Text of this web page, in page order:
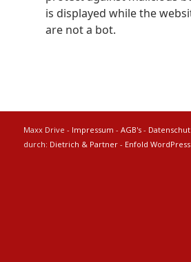
Maxx Drive - Impressum - AGB's-
durch: Dietrich & Partner- Enfold